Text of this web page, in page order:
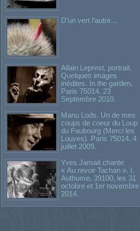
D’un vert l’autre…
Allain Leprest, portrait.
Quelques images
inédites. In the garden,
Paris 75014. 23
Septembre 2010.
Manu Lods. Un de mes
coups de coeur du Loup
du Faubourg (Merci les
Louves). Paris 75014. 4
juillet 2009.
Yves Jamait chante
« Au revoir Tachan ». I.
Authume, 39100, les 31
octobre et 1er novembre
2014.